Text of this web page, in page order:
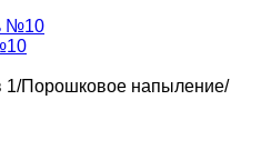
1/Порошковое напыление/